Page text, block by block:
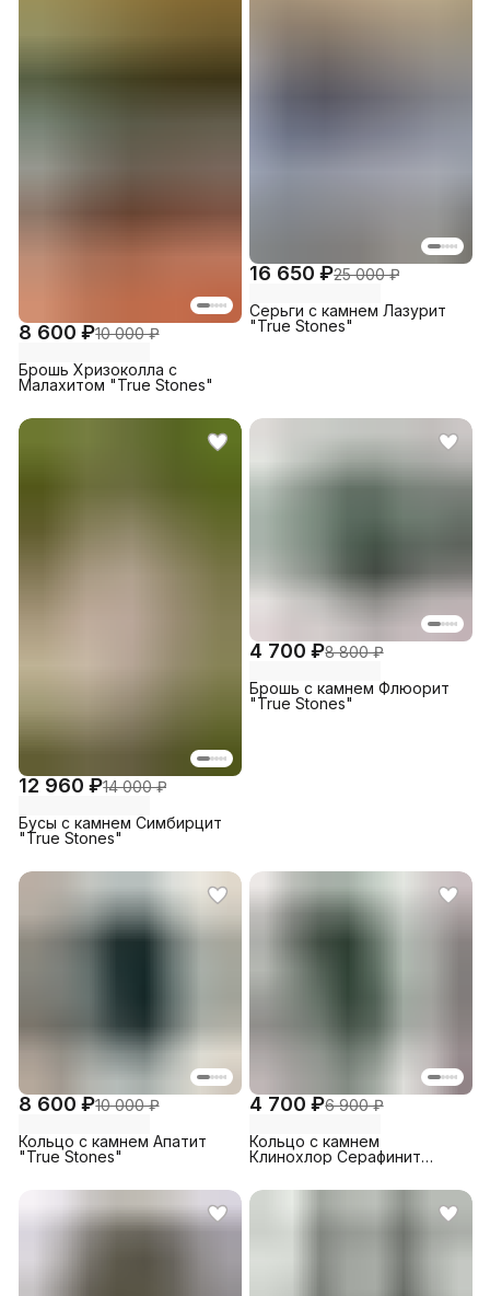
8 600 ₽10 000 ₽
Брошь Хризоколла с
Малахитом "True Stones"
16 650 ₽25 000 ₽
Серьги с камнем Лазурит
"True Stones"
12 960 ₽14 000 ₽
Бусы с камнем Симбирцит
"True Stones"
4 700 ₽8 800 ₽
Брошь с камнем Флюорит
"True Stones"
8 600 ₽10 000 ₽
Кольцо с камнем Апатит
"True Stones"
4 700 ₽6 900 ₽
Кольцо с камнем
Клинохлор Серафинит